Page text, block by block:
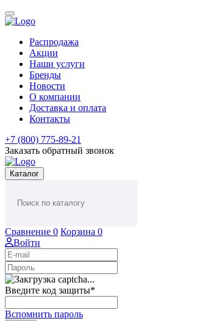
Распродажа
Акции
Наши услуги
Бренды
Новости
О компании
Доставка и оплата
Контакты
+7 (800) 775-89-21
Заказать обратный звонок
Каталог
Сравнение 0 Корзина 0
Войти
Введите код защиты*
Вспомнить пароль